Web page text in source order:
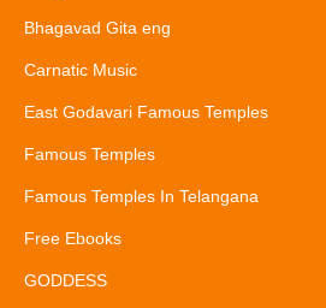
Bhagavad Gita eng
Carnatic Music
East Godavari Famous Temples
Famous Temples
Famous Temples In Telangana
Free Ebooks
GODDESS